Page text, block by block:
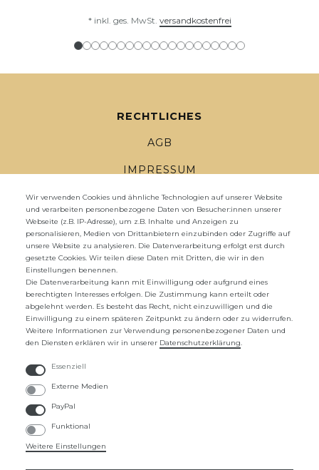
* inkl. ges. MwSt. versandkostenfrei
RECHTLICHES
AGB
IMPRESSUM
DATENSCHUTZ
WIDERRUFSRECHT
WIDERRUFS­FORMULAR
ZAHLUNG UND VERSAND
UNTERNEHMEN
ÜBER UNS
Wir verwenden Cookies und ähnliche Technologien auf unserer Website
und verarbeiten personenbezogene Daten von Besucher:innen unserer
Webseite (z.B. IP-Adresse), um z.B. Inhalte und Anzeigen zu
personalisieren, Medien von Drittanbietern einzubinden oder Zugriffe auf
unsere Website zu analysieren. Die Datenverarbeitung erfolgt erst durch
gesetzte Cookies. Wir teilen diese Daten mit Dritten, die wir in den
Einstellungen benennen.
Die Datenverarbeitung kann mit Einwilligung oder aufgrund eines
berechtigten Interesses erfolgen. Die Zustimmung kann erteilt oder
abgelehnt werden. Es besteht das Recht, nicht einzuwilligen und die
Einwilligung zu einem späteren Zeitpunkt zu ändern oder zu widerrufen.
Weitere Informationen zur Verwendung personenbezogener Daten und
den Diensten erklären wir in unserer Daten­schutz­erklärung.
Essenziell
Externe Medien
PayPal
Funktional
Weitere Einstellungen